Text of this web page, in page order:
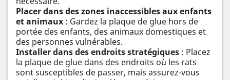
Placer dans des zones inaccessibles aux enfants
et animaux : Gardez la plaque de glue hors de
portée des enfants, des animaux domestiques et
des personnes vulnérables.
Installer dans des endroits stratégiques : Placez
la plaque de glue dans des endroits où les rats
sont susceptibles de passer, mais assurez-vous